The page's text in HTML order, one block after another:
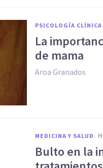
PSICOLOGÍA CLÍNICA
La
de mama
Aroa Granados
MEDICINA Y SALUD
Bulto en la